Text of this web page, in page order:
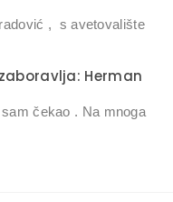
, s avetovalište
Herman
čekao . Na mnoga